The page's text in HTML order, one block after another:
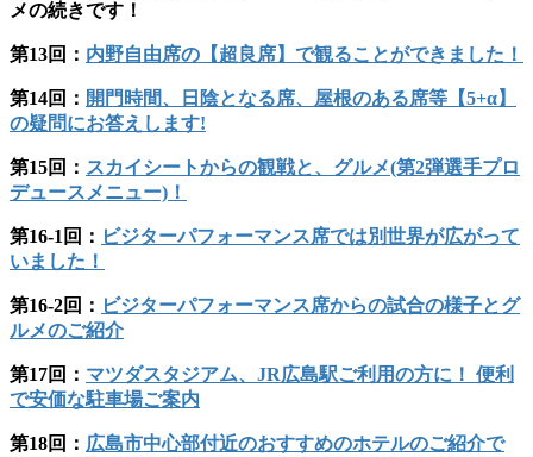
メの続きです！
第13回： 内野自由席の【超良席】で観ることができました！
第14回： 開門時間、日陰となる席、屋根のある席等【5+α】
の疑問にお答えします!
第15回： スカイシートからの観戦と、グルメ(第2弾選手プロ
デュースメニュー)！
第16‐1回： ビジターパフォーマンス席では別世界が広がって
いました！
第16‐2回： ビジターパフォーマンス席からの試合の様子とグ
ルメのご紹介
第17回： マツダスタジアム、JR広島駅ご利用の方に！ 便利
で安価な駐車場ご案内
第18回： 広島市中心部付近のおすすめのホテルのご紹介で